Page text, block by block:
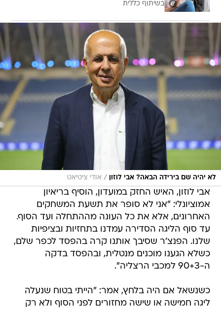
בשיתוף כללית
לא יהיה שם בירידה הבאה? אבי לוזון / אודי ציטיאט
אבי לוזון, האיש החזק במועדון, הוסיף בריאיון
אמוציונלי: "אני לא סופר את תשעת המשחקים
האחרונים, אלא את כל העונה מההתחלה ועד הסוף.
עד סוף הליגה הסדירה עמדנו בתחזיות ובציפיות
שלנו. הפנצ'ר שסיבך אותנו קרה בהפסד לכפר שלם,
כשלא הגענו מוכנים מנטלית, ובהפסד בדקה
ה-90+3 למכבי הרצליה".
כשנשאל אם היה בלחץ, אמר: "הייתי בטוח שנעלה
ליגה חמישה או שישה מחזורים לפני הסוף ולא רק